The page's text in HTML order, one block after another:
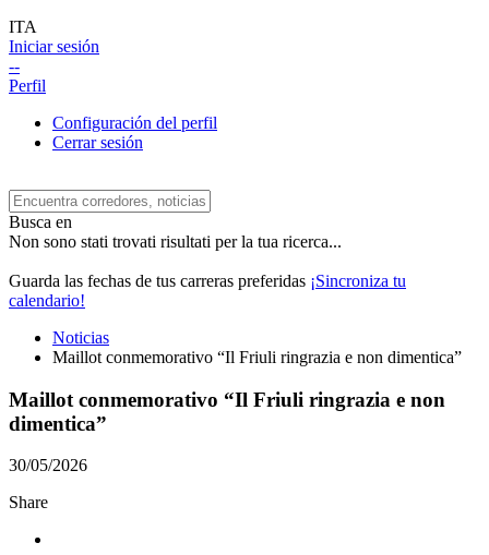
ITA
Iniciar sesión
--
Perfil
Configuración del perfil
Cerrar sesión
Busca en
Non sono stati trovati risultati per la tua ricerca...
Guarda las fechas de tus carreras preferidas ¡Sincroniza tu
calendario!
Noticias
Maillot conmemorativo “Il Friuli ringrazia e non dimentica”
Maillot conmemorativo “Il Friuli ringrazia e non
dimentica”
30/05/2026
Share